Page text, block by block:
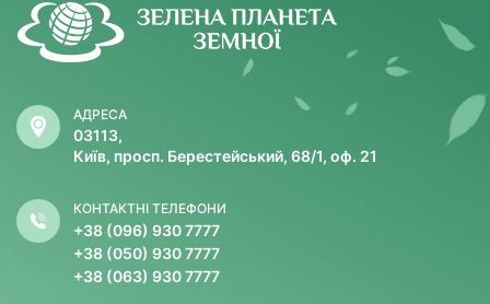
АДРЕСА
03113,
Київ, просп. Берестейський, 68/1, оф. 21
КОНТАКТНІ ТЕЛЕФОНИ
+38 (096) 930 7777
+38 (050) 930 7777
+38 (063) 930 7777